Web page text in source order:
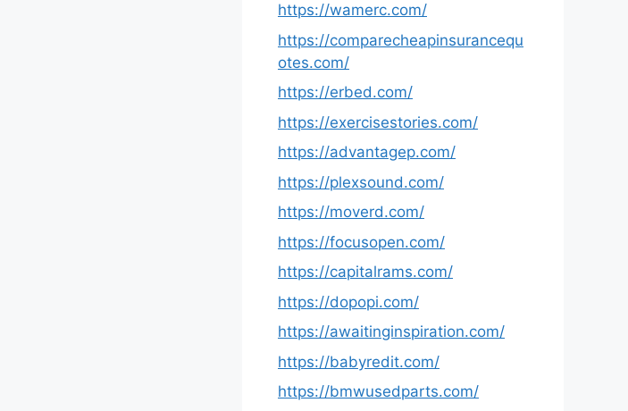
https://wamerc.com/
https://comparecheapinsurancequ
otes.com/
https://erbed.com/
https://exercisestories.com/
https://advantagep.com/
https://plexsound.com/
https://moverd.com/
https://focusopen.com/
https://capitalrams.com/
https://dopopi.com/
https://awaitinginspiration.com/
https://babyredit.com/
https://bmwusedparts.com/